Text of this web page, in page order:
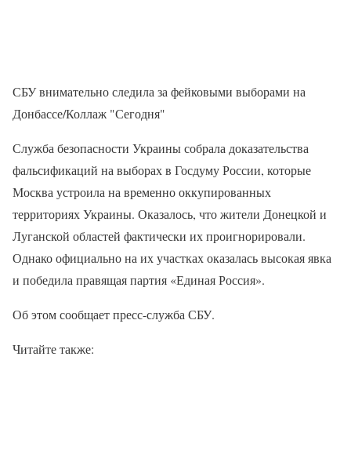
СБУ внимательно следила за фейковыми выборами на
Донбассе/Коллаж "Сегодня"
Служба безопасности Украины собрала доказательства
фальсификаций на выборах в Госдуму России, которые
Москва устроила на временно оккупированных
территориях Украины. Оказалось, что жители Донецкой и
Луганской областей фактически их проигнорировали.
Однако официально на их участках оказалась высокая явка
и победила правящая партия «Единая Россия».
Об этом сообщает пресс-служба СБУ.
Читайте также: